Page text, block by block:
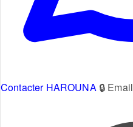
Contacter HAROUNA 🔒 Email